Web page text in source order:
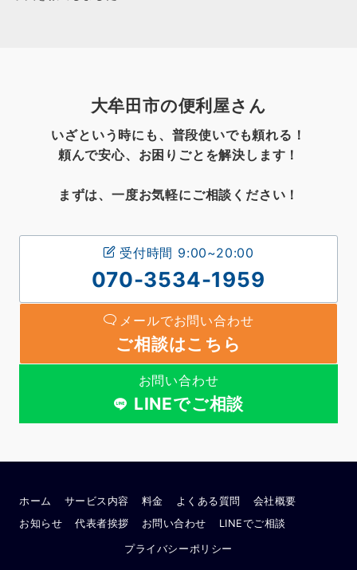
大牟田市の便利屋さん
いざという時にも、普段使いでも頼れる！
頼んで安心、お困りごとを解決します！
まずは、一度お気軽にご相談ください！
受付時間 9:00~20:00
070-3534-1959
メールでお問い合わせ
ご相談はこちら
お問い合わせ
LINEでご相談
ホーム サービス内容 料金 よくある質問
会社概要
お知らせ
代表者挨拶 お問い合わせ LINEでご相談
プライバシーポリシー